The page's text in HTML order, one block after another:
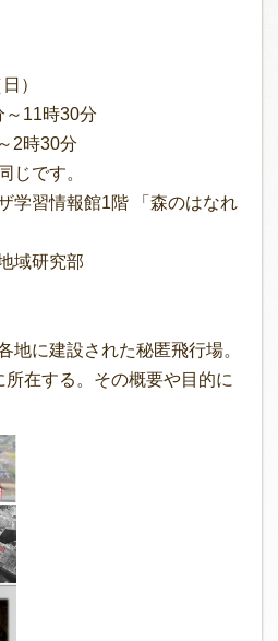
）
11時30分
時30分
です。
学習情報館1階 「森のはなれ
域研究部
地に建設された秘匿飛行場。
在する。その概要や目的に